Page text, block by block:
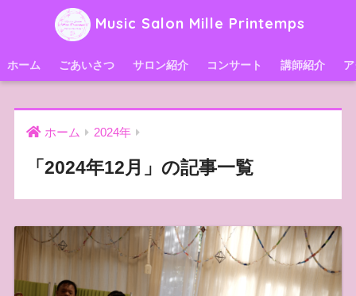
Music Salon Mille Printemps
ホーム ごあいさつ サロン紹介 コンサート 講師紹介
ホーム 2024年
「2024年12月」の記事一覧